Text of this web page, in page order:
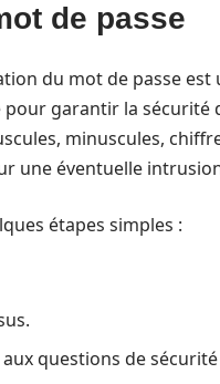
de passe
du mot de passe est
garantir la sécurité
minuscules,
une éventuelle
étapes simples :
questions de